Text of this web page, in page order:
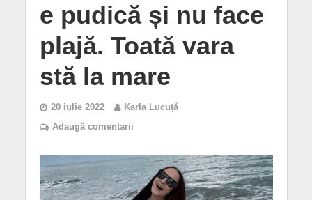
e pudică și nu face
plajă. Toată vara
stă la mare
20 iulie 2022
Karla Lucuță
Adaugă comentarii